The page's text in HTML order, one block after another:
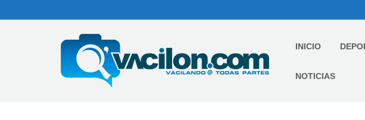
INICIO
NOTICIAS